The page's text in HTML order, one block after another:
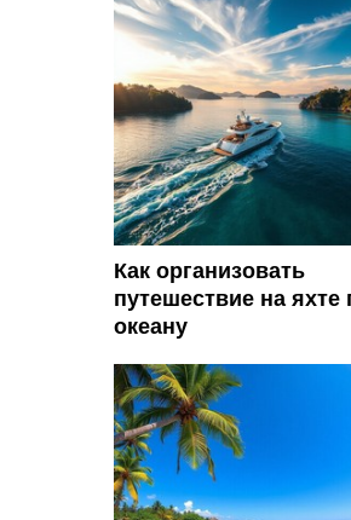
Как организовать
путешествие на яхте
океану